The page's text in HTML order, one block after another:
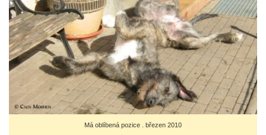
Má oblíbená pozice . březen 2010